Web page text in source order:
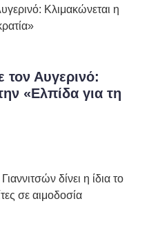
τον Αυγερινό:
«Ελπίδα για τη